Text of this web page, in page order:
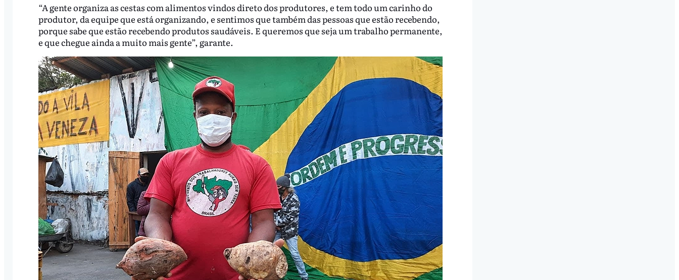
“A gente organiza as cestas com alimentos vindos direto dos produtores, e tem todo um carinho do
produtor, da equipe que está organizando, e sentimos que também das pessoas que estão recebendo,
porque sabe que estão recebendo produtos saudáveis. E queremos que seja um trabalho permanente,
e que chegue ainda a muito mais gente”, garante.